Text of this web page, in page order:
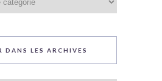
DANS LES ARCHIVES